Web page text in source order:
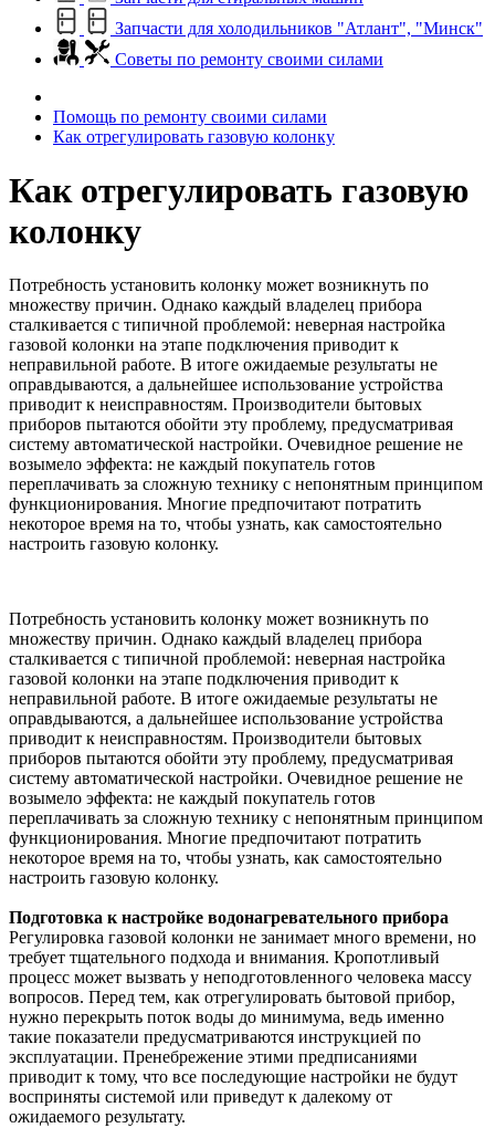
Запчасти для холодильников "Атлант", "Минск"
Советы по ремонту своими силами
Помощь по ремонту своими силами
Как отрегулировать газовую колонку
Как отрегулировать газовую
колонку
Потребность установить колонку может возникнуть по
множеству причин. Однако каждый владелец прибора
сталкивается с типичной проблемой: неверная настройка
газовой колонки на этапе подключения приводит к
неправильной работе. В итоге ожидаемые результаты не
оправдываются, а дальнейшее использование устройства
приводит к неисправностям. Производители бытовых
приборов пытаются обойти эту проблему, предусматривая
систему автоматической настройки. Очевидное решение не
возымело эффекта: не каждый покупатель готов
переплачивать за сложную технику с непонятным принципом
функционирования. Многие предпочитают потратить
некоторое время на то, чтобы узнать, как самостоятельно
настроить газовую колонку.
Потребность установить колонку может возникнуть по
множеству причин. Однако каждый владелец прибора
сталкивается с типичной проблемой: неверная настройка
газовой колонки на этапе подключения приводит к
неправильной работе. В итоге ожидаемые результаты не
оправдываются, а дальнейшее использование устройства
приводит к неисправностям. Производители бытовых
приборов пытаются обойти эту проблему, предусматривая
систему автоматической настройки. Очевидное решение не
возымело эффекта: не каждый покупатель готов
переплачивать за сложную технику с непонятным принципом
функционирования. Многие предпочитают потратить
некоторое время на то, чтобы узнать, как самостоятельно
настроить газовую колонку.
Подготовка к настройке водонагревательного прибора
Регулировка газовой колонки не занимает много времени, но
требует тщательного подхода и внимания. Кропотливый
процесс может вызвать у неподготовленного человека массу
вопросов. Перед тем, как отрегулировать бытовой прибор,
нужно перекрыть поток воды до минимума, ведь именно
такие показатели предусматриваются инструкцией по
эксплуатации. Пренебрежение этими предписаниями
приводит к тому, что все последующие настройки не будут
восприняты системой или приведут к далекому от
ожидаемого результату.